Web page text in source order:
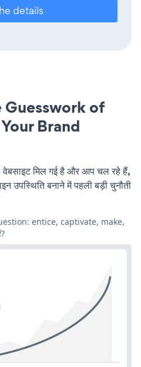
details
Guesswork of
Brand
मिल गई है और आप चल रहे हैं,
उपस्थिति बनाने में पहली बड़ी चुनौती
entice, captivate, make,